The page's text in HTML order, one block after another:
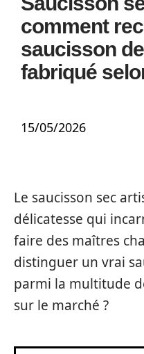
comment
saucisson
fabriqué
15/05/2026
Le saucisson sec
délicatesse qui
faire des maîtres
distinguer un vrai
parmi la multitude
sur le marché ?